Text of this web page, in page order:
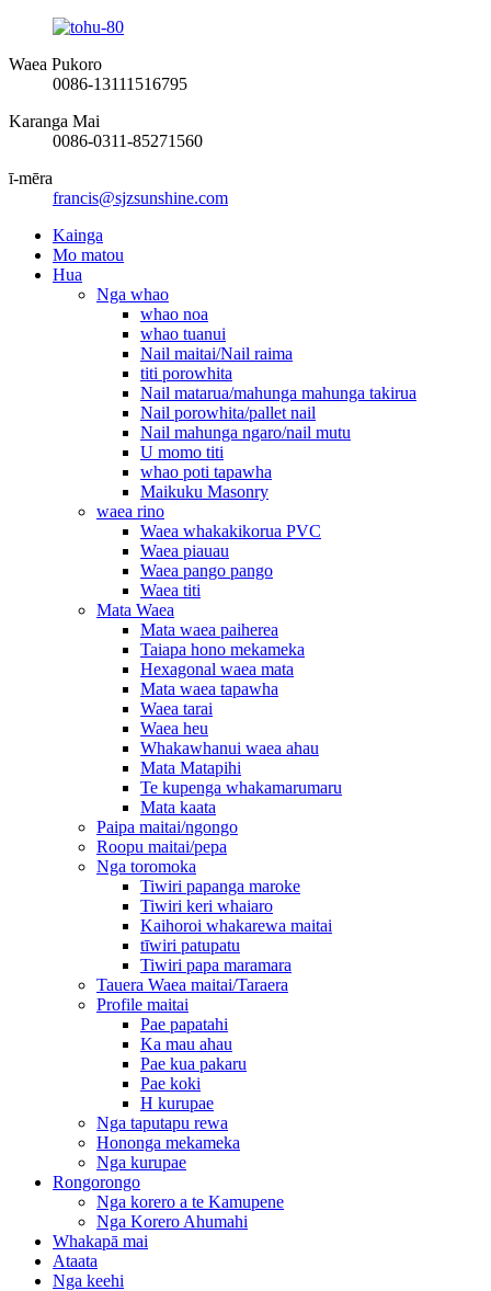
Waea Pukoro
0086-13111516795
Karanga Mai
0086-0311-85271560
ī-mēra
francis@sjzsunshine.com
Kainga
Mo matou
Hua
Nga whao
whao noa
whao tuanui
Nail maitai/Nail raima
titi porowhita
Nail matarua/mahunga mahunga takirua
Nail porowhita/pallet nail
Nail mahunga ngaro/nail mutu
U momo titi
whao poti tapawha
Maikuku Masonry
waea rino
Waea whakakikorua PVC
Waea piauau
Waea pango pango
Waea titi
Mata Waea
Mata waea paiherea
Taiapa hono mekameka
Hexagonal waea mata
Mata waea tapawha
Waea tarai
Waea heu
Whakawhanui waea ahau
Mata Matapihi
Te kupenga whakamarumaru
Mata kaata
Paipa maitai/ngongo
Roopu maitai/pepa
Nga toromoka
Tiwiri papanga maroke
Tiwiri keri whaiaro
Kaihoroi whakarewa maitai
tīwiri patupatu
Tiwiri papa maramara
Tauera Waea maitai/Taraera
Profile maitai
Pae papatahi
Ka mau ahau
Pae kua pakaru
Pae koki
H kurupae
Nga taputapu rewa
Hononga mekameka
Nga kurupae
Rongorongo
Nga korero a te Kamupene
Nga Korero Ahumahi
Whakapā mai
Ataata
Nga keehi